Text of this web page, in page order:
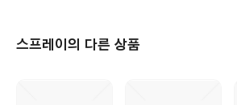
스프레이의 다른 상품